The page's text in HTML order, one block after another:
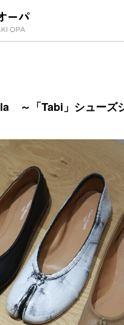
～「Tabi」シューズ